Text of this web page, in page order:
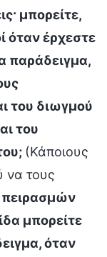
μπορείτε,
όταν έρχεστε
παράδειγμα,
του διωγμού
του
(Κάποιους
να τους
πειρασμών
μπορείτε
όταν